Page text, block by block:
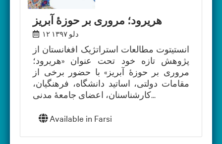
هریرود؛ مروری بر حوزۀ آبریز
۱۲ دلو ۱۳۹۷
انستیتوت مطالعات استراتژیک افغانستان از
پژوهش تازه‌ خود تحت عنوان «هریرود؛
مروری بر حوزۀ آبریز» با حضور برخی از
مقامات دولتی، اساتید دانشگاه، فرهنگيان،
کارشناسنان، اعضای جامعۀ مدنی...
Available in Farsi